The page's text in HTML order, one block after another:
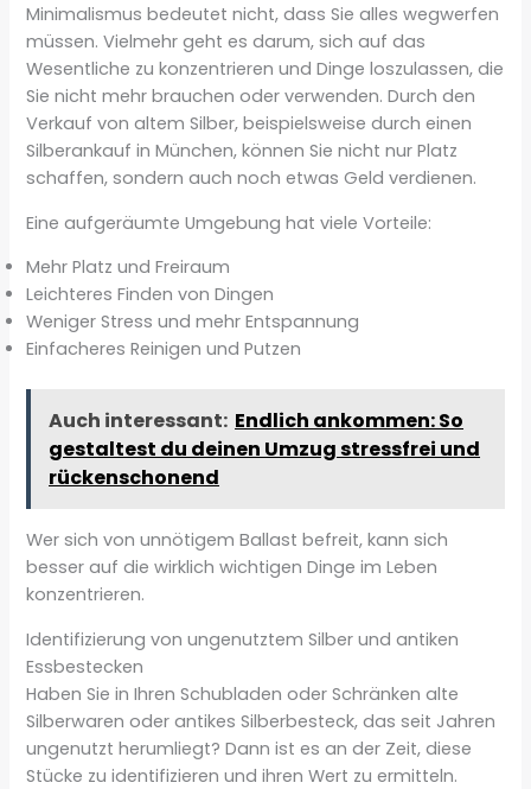
Minimalismus bedeutet nicht, dass Sie alles wegwerfen
müssen. Vielmehr geht es darum, sich auf das
Wesentliche zu konzentrieren und Dinge loszulassen, die
Sie nicht mehr brauchen oder verwenden. Durch den
Verkauf von altem Silber, beispielsweise durch einen
Silberankauf in München, können Sie nicht nur Platz
schaffen, sondern auch noch etwas Geld verdienen.
Eine aufgeräumte Umgebung hat viele Vorteile:
Mehr Platz und Freiraum
Leichteres Finden von Dingen
Weniger Stress und mehr Entspannung
Einfacheres Reinigen und Putzen
Auch interessant: Endlich ankommen: So
gestaltest du deinen Umzug stressfrei und
rückenschonend
Wer sich von unnötigem Ballast befreit, kann sich
besser auf die wirklich wichtigen Dinge im Leben
konzentrieren.
Identifizierung von ungenutztem Silber und antiken
Essbestecken
Haben Sie in Ihren Schubladen oder Schränken alte
Silberwaren oder antikes Silberbesteck, das seit Jahren
ungenutzt herumliegt? Dann ist es an der Zeit, diese
Stücke zu identifizieren und ihren Wert zu ermitteln.